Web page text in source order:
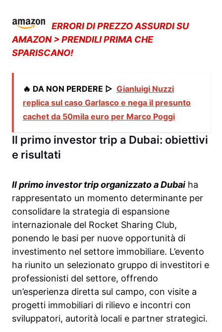
ERRORI DI PREZZO ASSURDI SU
AMAZON > PRENDILI PRIMA CHE
SPARISCANO!
🔥 DA NON PERDERE ▷ Gianluigi Nuzzi
replica sul caso Garlasco e nega il presunto
cachet da 50mila euro per Marco Poggi
Il primo investor trip a Dubai: obiettivi
e risultati
Il primo investor trip organizzato a Dubai ha
rappresentato un momento determinante per
consolidare la strategia di espansione
internazionale del Rocket Sharing Club,
ponendo le basi per nuove opportunità di
investimento nel settore immobiliare. L’evento
ha riunito un selezionato gruppo di investitori e
professionisti del settore, offrendo
un’esperienza diretta sul campo, con visite a
progetti immobiliari di rilievo e incontri con
sviluppatori, autorità locali e partner strategici.